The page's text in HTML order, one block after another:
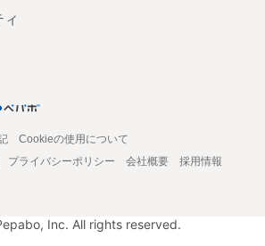
Cookieの使用について
プライバシーポリシー 会社概要
採用情報
Inc. All rights reserved.